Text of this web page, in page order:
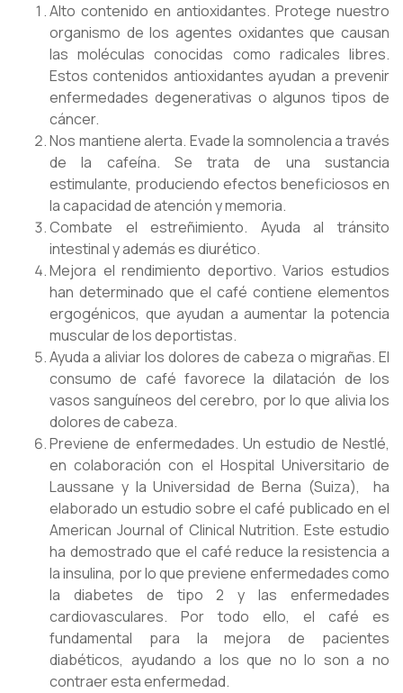
Alto contenido en antioxidantes. Protege nuestro
organismo de los agentes oxidantes que causan
las moléculas conocidas como radicales libres.
Estos contenidos antioxidantes ayudan a prevenir
enfermedades degenerativas o algunos tipos de
cáncer.
Nos mantiene alerta. Evade la somnolencia a través
de la cafeína. Se trata de una sustancia
estimulante, produciendo efectos beneficiosos en
la capacidad de atención y memoria.
Combate el estreñimiento. Ayuda al tránsito
intestinal y además es diurético.
Mejora el rendimiento deportivo. Varios estudios
han determinado que el café contiene elementos
ergogénicos, que ayudan a aumentar la potencia
muscular de los deportistas.
Ayuda a aliviar los dolores de cabeza o migrañas. El
consumo de café favorece la dilatación de los
vasos sanguíneos del cerebro, por lo que alivia los
dolores de cabeza.
Previene de enfermedades. Un estudio de Nestlé,
en colaboración con el Hospital Universitario de
Laussane y la Universidad de Berna (Suiza), ha
elaborado un estudio sobre el café publicado en el
American Journal of Clinical Nutrition. Este estudio
ha demostrado que el café reduce la resistencia a
la insulina, por lo que previene enfermedades como
la diabetes de tipo 2 y las enfermedades
cardiovasculares. Por todo ello, el café es
fundamental para la mejora de pacientes
diabéticos, ayudando a los que no lo son a no
contraer esta enfermedad.